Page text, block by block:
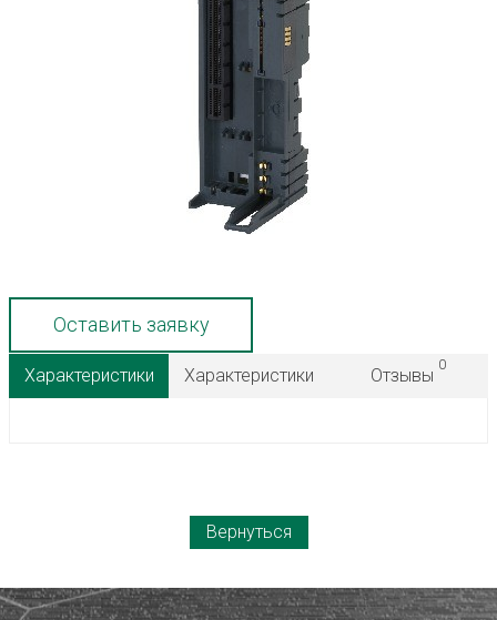
Оставить заявку
Характеристики Характеристики Отзывы
0
Вернуться